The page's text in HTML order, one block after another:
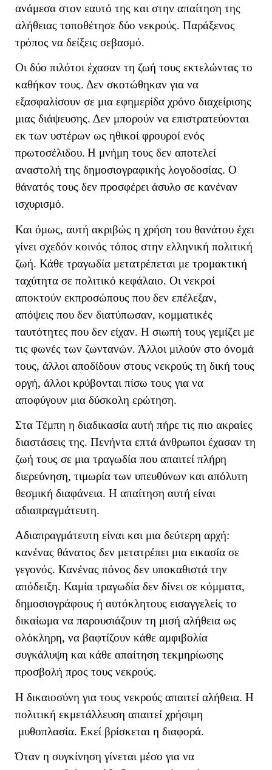
ανάμεσα στον εαυτό της και στην απαίτηση της
αλήθειας τοποθέτησε δύο νεκρούς. Παράξενος
τρόπος να δείξεις σεβασμό.
Οι δύο πιλότοι έχασαν τη ζωή τους εκτελώντας το
καθήκον τους. Δεν σκοτώθηκαν για να
εξασφαλίσουν σε μια εφημερίδα χρόνο διαχείρισης
μιας διάψευσης. Δεν μπορούν να επιστρατεύονται
εκ των υστέρων ως ηθικοί φρουροί ενός
πρωτοσέλιδου. Η μνήμη τους δεν αποτελεί
αναστολή της δημοσιογραφικής λογοδοσίας. Ο
θάνατός τους δεν προσφέρει άσυλο σε κανέναν
ισχυρισμό.
Και όμως, αυτή ακριβώς η χρήση του θανάτου έχει
γίνει σχεδόν κοινός τόπος στην ελληνική πολιτική
ζωή. Κάθε τραγωδία μετατρέπεται με τρομακτική
ταχύτητα σε πολιτικό κεφάλαιο. Οι νεκροί
αποκτούν εκπροσώπους που δεν επέλεξαν,
απόψεις που δεν διατύπωσαν, κομματικές
ταυτότητες που δεν είχαν. Η σιωπή τους γεμίζει με
τις φωνές των ζωντανών. Άλλοι μιλούν στο όνομά
τους, άλλοι αποδίδουν στους νεκρούς τη δική τους
οργή, άλλοι κρύβονται πίσω τους για να
αποφύγουν μια δύσκολη ερώτηση.
Στα Τέμπη η διαδικασία αυτή πήρε τις πιο ακραίες
διαστάσεις της. Πενήντα επτά άνθρωποι έχασαν τη
ζωή τους σε μια τραγωδία που απαιτεί πλήρη
διερεύνηση, τιμωρία των υπευθύνων και απόλυτη
θεσμική διαφάνεια. Η απαίτηση αυτή είναι
αδιαπραγμάτευτη.
Αδιαπραγμάτευτη είναι και μια δεύτερη αρχή:
κανένας θάνατος δεν μετατρέπει μια εικασία σε
γεγονός. Κανένας πόνος δεν υποκαθιστά την
απόδειξη. Καμία τραγωδία δεν δίνει σε κόμματα,
δημοσιογράφους ή αυτόκλητους εισαγγελείς το
δικαίωμα να παρουσιάζουν τη μισή αλήθεια ως
ολόκληρη, να βαφτίζουν κάθε αμφιβολία
συγκάλυψη και κάθε απαίτηση τεκμηρίωσης
προσβολή προς τους νεκρούς.
Η δικαιοσύνη για τους νεκρούς απαιτεί αλήθεια. Η
πολιτική εκμετάλλευση απαιτεί χρήσιμη
μυθοπλασία. Εκεί βρίσκεται η διαφορά.
Όταν η συγκίνηση γίνεται μέσο για να